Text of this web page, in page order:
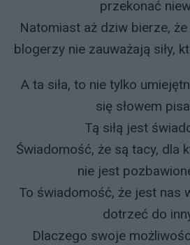
przekonać
Natomiast aż dziw bierze,
blogerzy nie zauważają siły,
A ta siła, to nie tylko
się słowem
Tą siłą jest
Świadomość, że są tacy, dla
nie jest
To świadomość, że jest nas
dotrzeć do
Dlaczego swoje